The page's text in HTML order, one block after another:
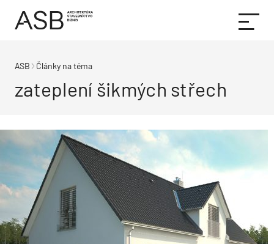
ASB Články na téma
zateplení šikmých střech